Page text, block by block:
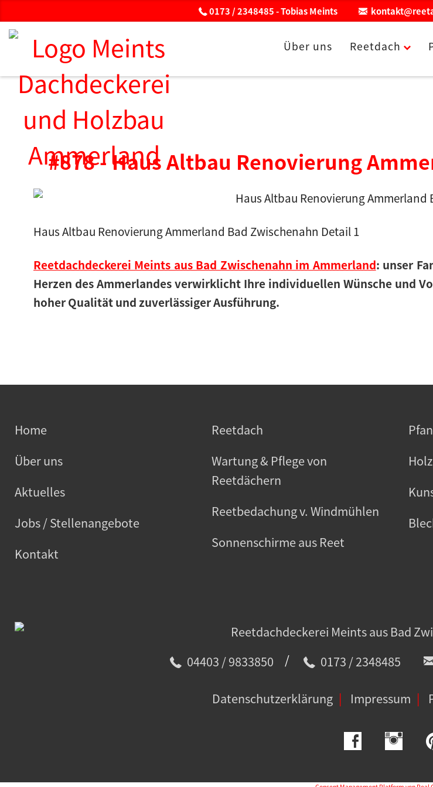
Über uns Reetdach
0173 / 2348485 - Tobias Meints
#878 - Haus Altbau Renovierung
Haus Altbau Renovierung Ammerland Bad Zwischenahn Detail 1
Reetdachdeckerei Meints aus Bad Zwischenahn im Ammerland: unser
Herzen des Ammerlandes verwirklicht Ihre individuellen Wünsche und
hoher Qualität und zuverlässiger Ausführung.
Home
Über uns
Aktuelles
Jobs / Stellenangebote
Kontakt
Reetdach
Wartung & Pflege von
Reetdächern
Reetbedachung v. Windmühlen
Sonnenschirme aus Reet
04403 / 9833850 / 0173 / 2348485
Datenschutzerklärung Impressum